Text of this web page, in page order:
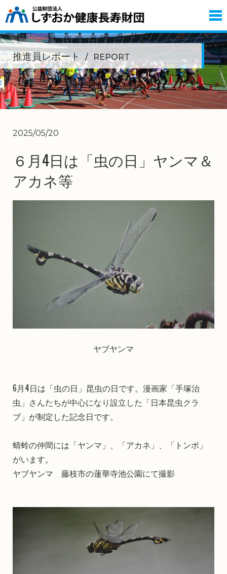
推進員レポート REPORT
2025/05/20
６月4日は「虫の日」ヤンマ＆
アカネ等
ヤブヤンマ
6月4日は「虫の日」昆虫の日です。漫画家「手塚治
虫」さんたちが中心になり設立した「日本昆虫クラ
ブ」が制定した記念日です。
蜻蛉の仲間には「ヤンマ」、「アカネ」、「トンボ」
がいます。
ヤブヤンマ 藤枝市の蓮華寺池公園にて撮影